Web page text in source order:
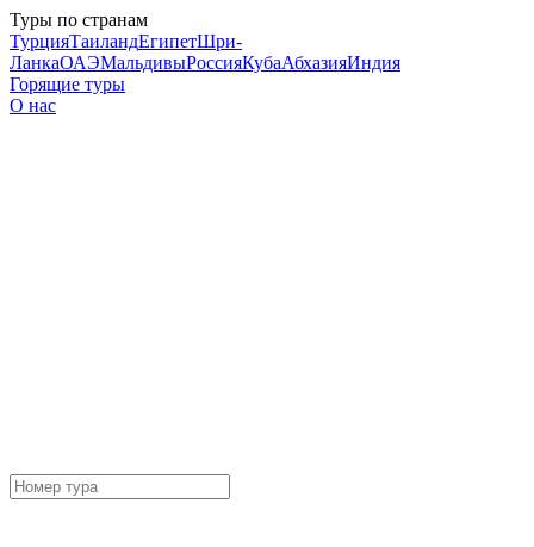
Туры по странам
ТурцияТаиландЕгипетШри-
ЛанкаОАЭМальдивыРоссияКубаАбхазияИндия
Горящие туры
О нас